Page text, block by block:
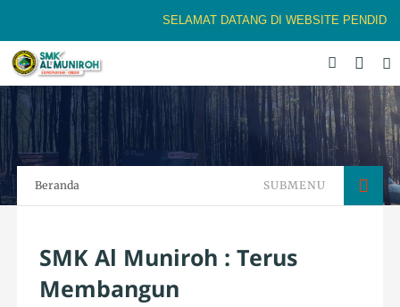
SELAMAT DATANG DI WEBSITE
Beranda SUBMENU
SMK Al Muniroh : Terus
Membangun